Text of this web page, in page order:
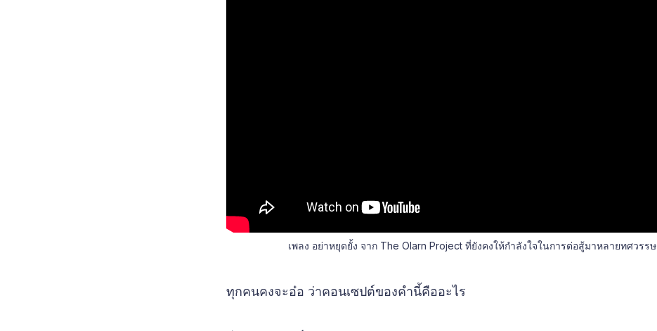
เพลง อย่าหยุดยั้ง จาก The Olarn Project ที่ยังคงให้กำลังใจในการต่อสู้มาหลายทศวรรษ
ทุกคนคงจะอ๋อ ว่าคอนเซปต์ของคำนี้คืออะไร